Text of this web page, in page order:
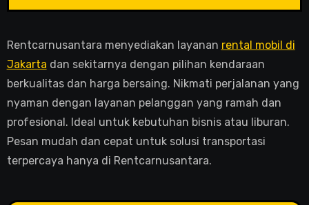
Rentcarnusantara menyediakan layanan rental mobil di
Jakarta dan sekitarnya dengan pilihan kendaraan
berkualitas dan harga bersaing. Nikmati perjalanan yang
nyaman dengan layanan pelanggan yang ramah dan
profesional. Ideal untuk kebutuhan bisnis atau liburan.
Pesan mudah dan cepat untuk solusi transportasi
terpercaya hanya di Rentcarnusantara.